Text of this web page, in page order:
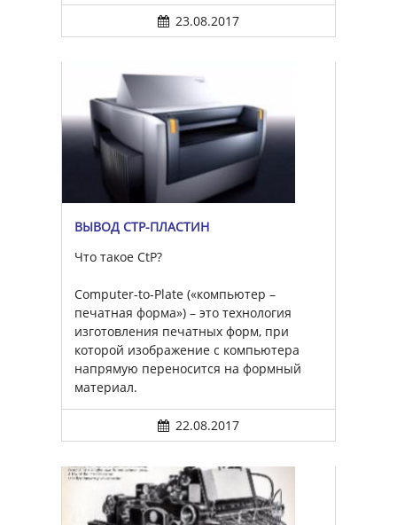
23.08.2017
ВЫВОД CTP-ПЛАСТИН
Что такое CtP?
Computer-to-Plate («компьютер –
печатная форма») – это технология
изготовления печатных форм, при
которой изображение с компьютера
напрямую переносится на формный
материал.
22.08.2017